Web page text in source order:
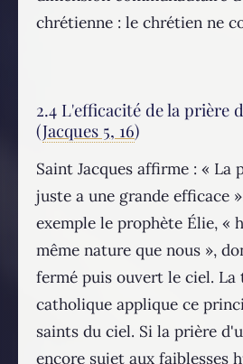
chrétienne : le chrétien ne
2.4 L'efficacité de la prière
(Jacques 5, 16)
Saint Jacques affirme : « La
juste a une grande efficace
exemple le prophète Élie, «
même nature que nous »,
fermé puis ouvert le ciel. La
catholique applique ce
saints du ciel. Si la prière
encore sujet aux faiblesses